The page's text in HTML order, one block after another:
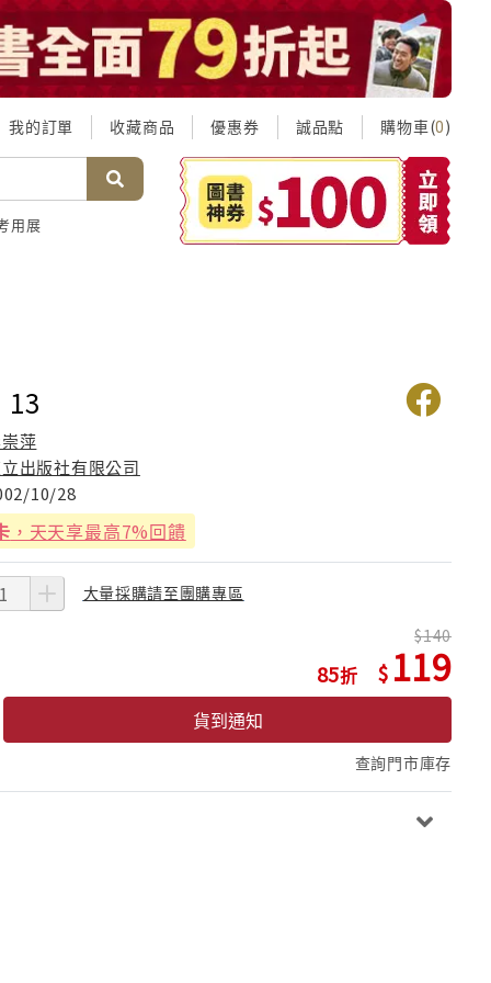
我的訂單 收藏商品 優惠券 誠品點 購物車(0)
用展
13
萍
出版社有限公司
10/28
，天天享最高7%回饋
大量採購請至團購專區
85
140
119
貨到通知
查詢門市庫存